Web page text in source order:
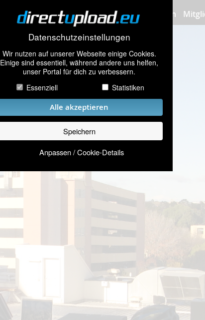
Datenschutzeinstellungen
Wir nutzen auf unserer Webseite einige Cookies.
Einige sind essentiell, während andere uns helfen,
unser Portal für dich zu verbessern.
Essenziell
Statistiken
Alle akzeptieren
Speichern
Anpassen / Cookie-Details
Bilder hochladen